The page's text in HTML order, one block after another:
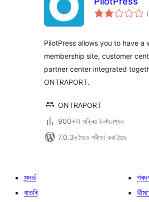
PilotPress allows you to have a
membership site, customer
partner center integrated
ONTRAPORT.
ONTRAPORT
900+টা সক্ৰিয় ইনষ্টলেশ্যন
7.0.3ৰ সৈতে পৰীক্ষা কৰা হৈছে
সন্দৰ্ভ
বাতৰি